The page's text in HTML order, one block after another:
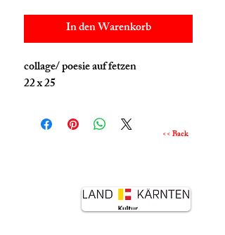
In den Warenkorb
collage/ poesie auf fetzen
22 x 25
<< Back